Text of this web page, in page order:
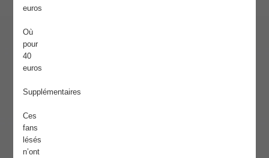
euros
Où
pour
40
euros
Supplémentaires
Ces
fans
lésés
n’ont